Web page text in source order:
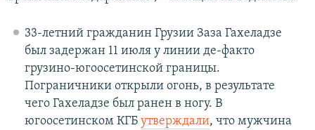
33-летний гражданин Грузии Заза Гахеладзе
был задержан 11 июля у линии де-факто
грузино-югоосетинской границы.
Пограничники открыли огонь, в результате
чего Гахеладзе был ранен в ногу. В
югоосетинском КГБ утверждали, что мужчина